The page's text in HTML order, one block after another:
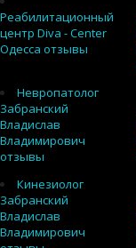
Реабилитационный
центр Diva - Center
Одесса отзывы
Невропатолог
Забранский
Владислав
Владимирович
отзывы
Кинезиолог
Забранский
Владислав
Владимирович